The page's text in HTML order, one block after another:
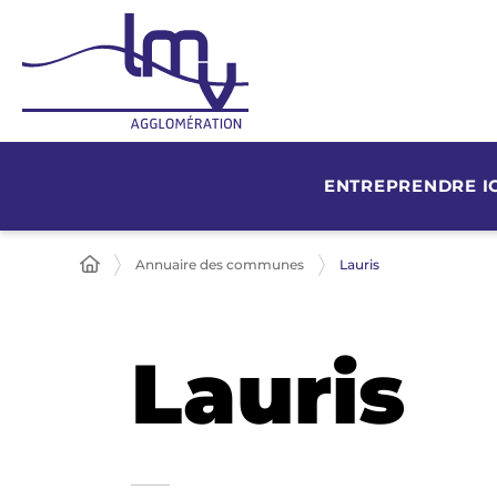
ENTREPRENDRE
Annuaire des communes Lauris
Lauris